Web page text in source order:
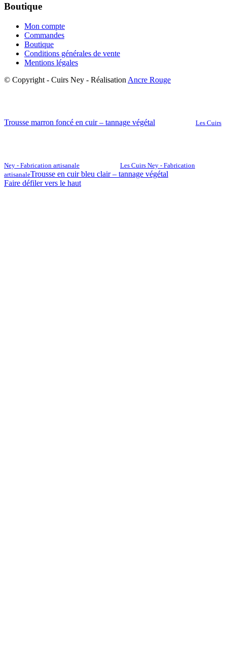
Boutique
Mon compte
Commandes
Boutique
Conditions générales de vente
Mentions légales
© Copyright - Cuirs Ney - Réalisation Ancre Rouge
Trousse marron foncé en cuir – tannage végétal Les Cuirs
Ney - Fabrication artisanale
Les Cuirs Ney - Fabrication
artisanaleTrousse en cuir bleu clair – tannage végétal
Faire défiler vers le haut